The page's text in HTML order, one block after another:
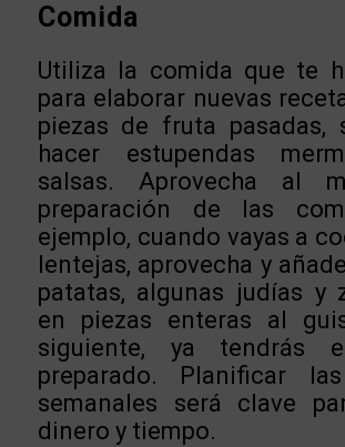
Comida
Utiliza la comida que te
para elaborar nuevas
piezas de fruta pasadas,
hacer estupendas
salsas. Aprovecha al
preparación de las
ejemplo, cuando vayas a
lentejas, aprovecha y
patatas, algunas judías y
en piezas enteras al
siguiente, ya tendrás
preparado. Planificar
semanales será clave
dinero y tiempo.